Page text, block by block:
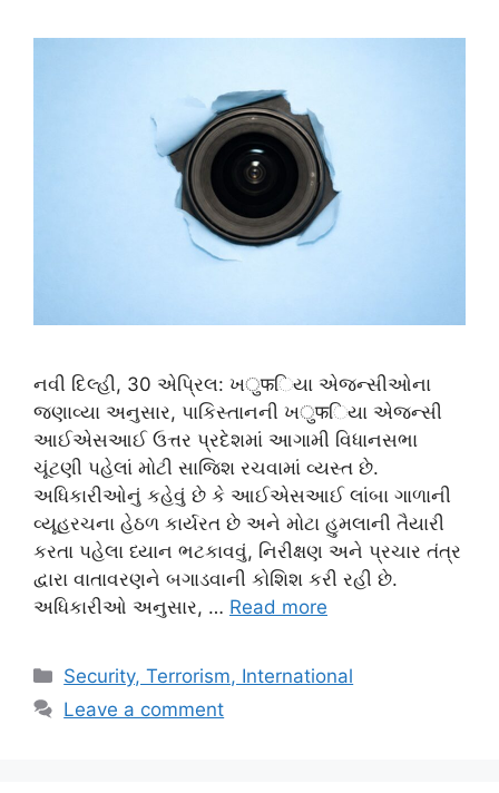
નવી દિલ્હી, 30 એપ્રિલ: ખुफિયા એજન્સીઓના
જણાવ્યા અનુસાર, પાકિસ્તાનની ખुफિયા એજન્સી
આઈએસઆઈ ઉત્તર પ્રદેશમાં આગામી વિધાનસભા
ચૂંટણી પહેલાં મોટી સાજિશ રચવામાં વ્યસ્ત છે.
અધિકારીઓનું કહેવું છે કે આઈએસઆઈ લાંબા ગાળાની
વ્યૂહરચના હેઠળ કાર્યરત છે અને મોટા હુમલાની તૈયારી
કરતા પહેલા ધ્યાન ભટકાવવું, નિરીક્ષણ અને પ્રચાર તંત્ર
દ્વારા વાતાવરણને બગાડવાની કોશિશ કરી રહી છે.
અધિકારીઓ અનુસાર, … Read more
Categories
Security, Terrorism, International
Leave a comment